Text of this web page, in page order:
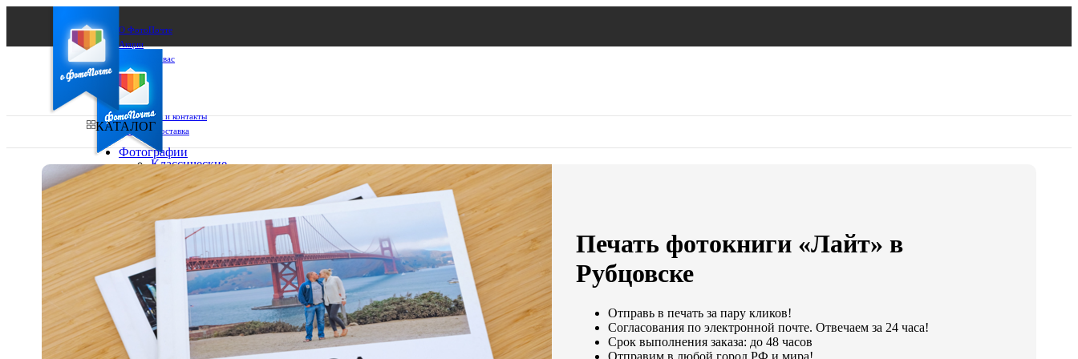
О ФотоПочте
Акции
Сделаем за вас
Бизнесу
FAQ
Франшиза
Поддержка и контакты
Оплата и доставка
Ваш город:
Ваш регион доставки
Выберите из списка:
КАТАЛОГ
Фотографии
Классические
фото
10х10
10х15
13х18
15х15
15х20
20х20
20х30
30х30
30х40
А4
Фото
Печать фотокниги «Лайт» в
Рубцовске
Отправь в печать за пару кликов!
Согласования по электронной почте. Отвечаем за 24 часа!
Срок выполнения заказа: до 48 часов
Отправим в любой город РФ и мира!